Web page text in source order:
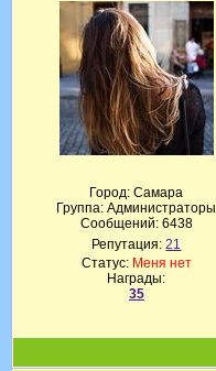
Город: Самара
Группа: Администраторы
Сообщений: 6438
Репутация:21
Статус: Меня нет
Награды:
35